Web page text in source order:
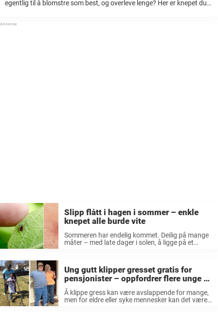
egentlig til å blomstre som best, og overleve lenge? Her er knepet du
Slipp flått i hagen i sommer – enkle
knepet alle burde vite
Sommeren har endelig kommet. Deilig på mange
måter – med late dager i solen, å ligge på et
Ung gutt klipper gresset gratis for
pensjonister – oppfordrer flere unge til
å gjøre det samme: «En fin ting»
Å klippe gress kan være avslappende for mange,
men for eldre eller syke mennesker kan det være